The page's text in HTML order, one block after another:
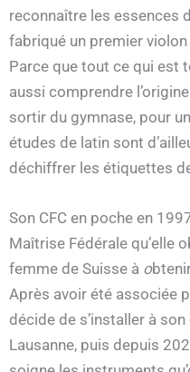
reconnaître les essences
fabriqué un premier violon
Parce que tout ce qui est
aussi comprendre
sortir du gymnase, pour
études de latin sont
déchiffrer les étiquettes
Son CFC en poche en
Maîtrise Fédérale qu’elle
femme de Suisse à o
Après avoir été associée
décide de s’installer à
Lausanne, puis depuis